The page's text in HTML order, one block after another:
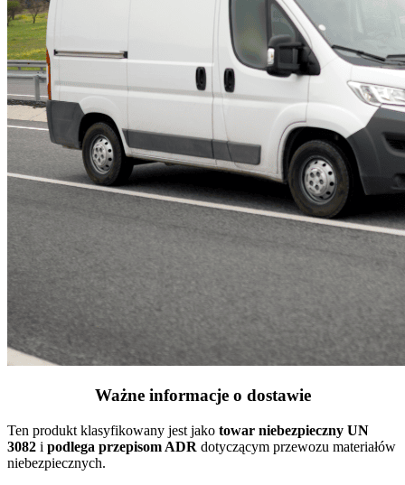
Ważne informacje o dostawie
Ten produkt klasyfikowany jest jako towar niebezpieczny UN
3082 i podlega przepisom ADR dotyczącym przewozu materiałów
niebezpiecznych.